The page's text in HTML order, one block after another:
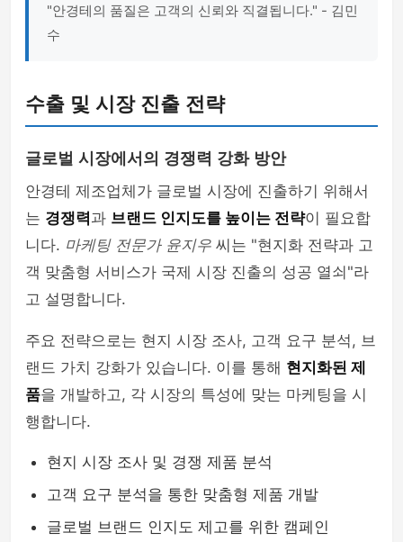
"안경테의 품질은 고객의 신뢰와 직결됩니다." - 김민
수
수출 및 시장 진출 전략
글로벌 시장에서의 경쟁력 강화 방안
안경테 제조업체가 글로벌 시장에 진출하기 위해서
는 경쟁력과 브랜드 인지도를 높이는 전략이 필요합
니다. 마케팅 전문가 윤지우 씨는 "현지화 전략과 고
객 맞춤형 서비스가 국제 시장 진출의 성공 열쇠"라
고 설명합니다.
주요 전략으로는 현지 시장 조사, 고객 요구 분석, 브
랜드 가치 강화가 있습니다. 이를 통해 현지화된 제
품을 개발하고, 각 시장의 특성에 맞는 마케팅을 시
행합니다.
현지 시장 조사 및 경쟁 제품 분석
고객 요구 분석을 통한 맞춤형 제품 개발
글로벌 브랜드 인지도 제고를 위한 캠페인